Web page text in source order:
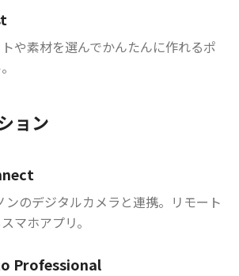
や素材を選んでかんたんに作れるポ
ョン
のデジタルカメラと連携。リモート
マホアプリ。
Professional